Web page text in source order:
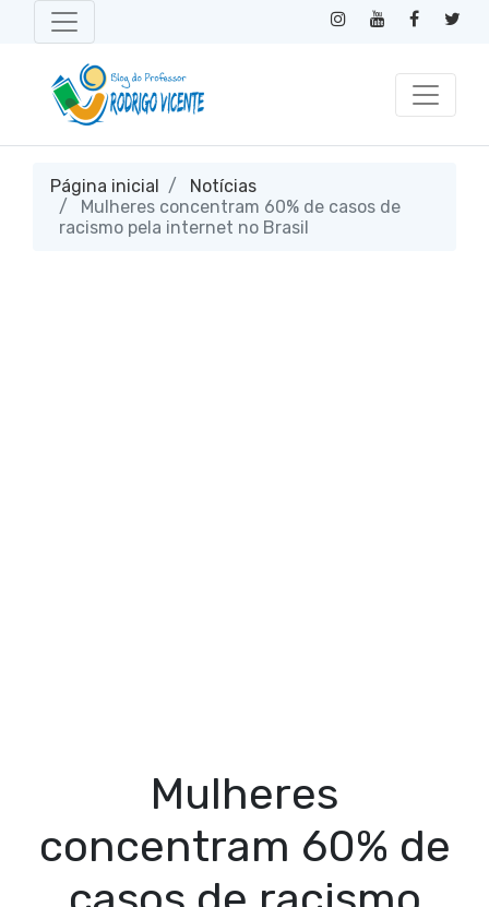
Página inicial
Notícias
Mulheres concentram 60% de casos de
racismo pela internet no Brasil
Mulheres
concentram 60% de